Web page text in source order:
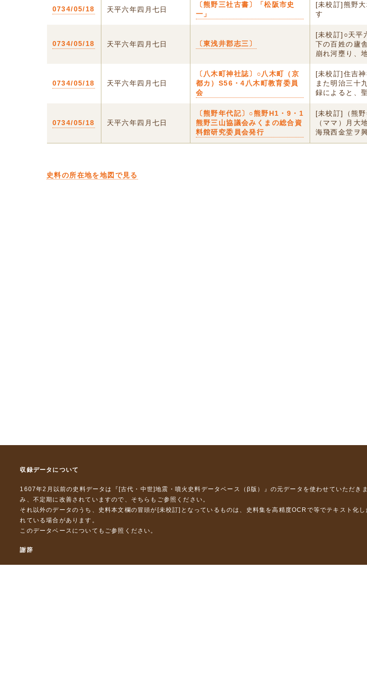
0734/05/18 天平六年四月七日
〔熊野三社古書〕「松阪市史
一」
[未校訂]熊野
す
0734/05/18 天平六年四月七日 〔東浅井郡志三〕
[未校訂]○天平
下の百姓の廬
崩れ河壅り、
0734/05/18 天平六年四月七日
〔八木町神社誌〕○八木町（京
都カ）S56・4八木町教育委員
会
[未校訂]住吉
また明治三十
録によると、
0734/05/18 天平六年四月七日
〔熊野年代記〕○熊野H1・9・1
熊野三山協議会みくまの総合資
料館研究委員会発行
[未校訂]（熊
（ママ）月大
海飛西金堂ヲ
史料の所在地を地図で見る
収録データについて
1607年2月以前の史料データは『 [古代・中世]地震・噴火史料データベース（β版）』 の元データを使わせていただき
み、不定期に改善されていますので、 そちら もご参照ください。
それ以外のデータのうち、史料本文欄の冒頭が[未校訂]となっているものは、史料集を高精度OCRで等でテキスト化
れている場合があります。
このデータベースについて もご参照ください。
謝辞